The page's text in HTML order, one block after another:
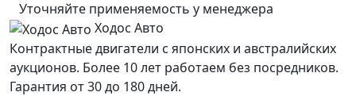
Уточняйте применяемость у менеджера
Ходос Авто
Контрактные двигатели с японских и австралийских
аукционов. Более 10 лет работаем без посредников.
Гарантия от 30 до 180 дней.